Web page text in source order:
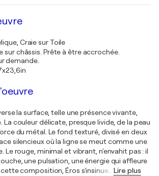
Craie sur Toile
sur châssis. Prête à être accrochée.
demande.
la surface, telle une présence vivante,
La couleur délicate, presque livide, de la peau
du métal. Le fond texturé, divisé en deux
silencieux où la ligne se meut comme une
Le rouge, minimal et vibrant, n'envahit pas : il
une pulsation, une énergie qui affleure
cette composition, Éros s'insinue… Lire plus